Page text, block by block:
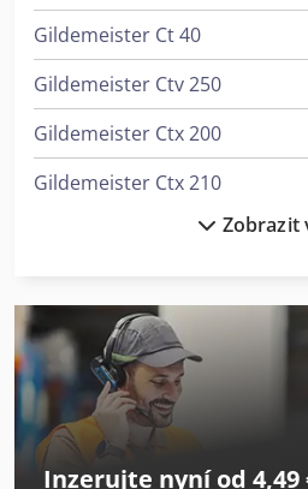
Gildemeister Ct 40
Gildemeister Ctv 250
Gildemeister Ctx 200
Gildemeister Ctx 210
Gildemeister Ctx 310 V3
Gildemeister Ctx 400
Gildemeister Ctx 420 Linear
Gildemeister Ctx 420 Linear V6
Gildemeister Ctx 500
Zobrazit
Inzerujte nyní od 4,49